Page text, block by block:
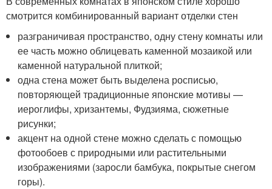
смотрится комбинированный вариант отделки стен
разграничивая пространство, одну стену комнаты или
ее часть можно облицевать каменной мозаикой или
каменной натуральной плиткой;
одна стена может быть выделена росписью,
повторяющей традиционные японские мотивы —
иероглифы, хризантемы, Фудзияма, сюжетные
рисунки;
акцент на одной стене можно сделать с помощью
фотообоев с природными или растительными
изображениями (заросли бамбука, покрытые снегом
горы).